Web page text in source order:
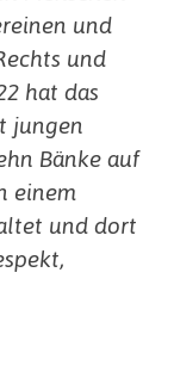
und
und
hat das
jungen
Bänke auf
einem
und dort